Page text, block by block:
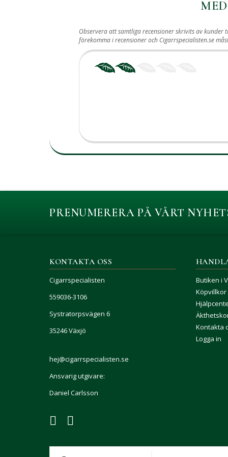
Observera att samtliga recensioner skrivits av
förekomma i recensioner och Cigarrspecialisten.se
PRENUMERERA PÅ VÅRT
KONTAKTA OSS
Cigarrspecialisten
559036-3106
Systratorpsvägen 6
35246 Växjö
hej@cigarrspecialisten.se
Ansvarig utgivare:
Daniel Carlsson
Butiken i
Köpvillkor
Kontakta
Logga in